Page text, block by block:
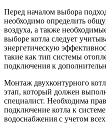
Перед началом выбора
необходимо определить
воздуха, а также
выборе котла следует
энергетическую
такие как тип системы
подключения к
Монтаж двухконтурного
этап, который должен
специалист. Необходима
подключение котла к
водоснабжения с учетом